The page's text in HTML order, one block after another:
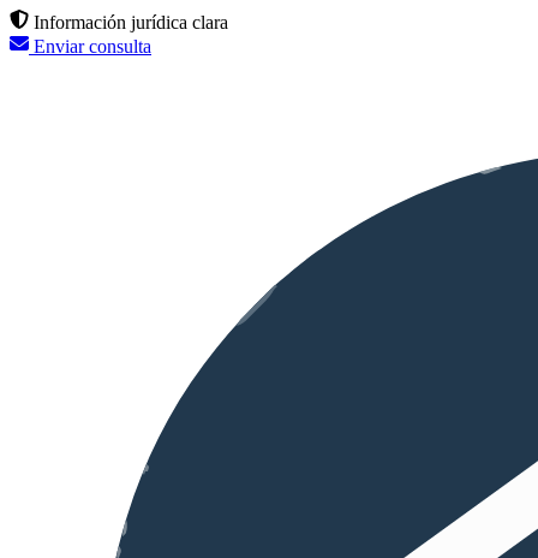
Información jurídica clara
Enviar consulta